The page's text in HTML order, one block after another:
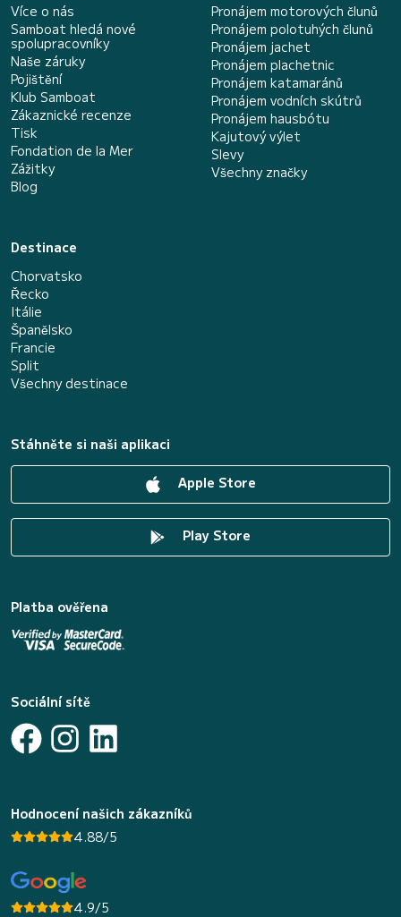
Více o nás
Samboat hledá nové
spolupracovníky
Naše záruky
Pojištění
Klub Samboat
Zákaznické recenze
Tisk
Fondation de la Mer
Zážitky
Blog
Pronájem motorových člunů
Pronájem polotuhých člunů
Pronájem jachet
Pronájem plachetnic
Pronájem katamaránů
Pronájem vodních skútrů
Pronájem hausbótu
Kajutový výlet
Slevy
Všechny značky
Destinace
Chorvatsko
Řecko
Itálie
Španělsko
Francie
Split
Všechny destinace
Stáhněte si naši aplikaci
Apple Store
Play Store
Platba ověřena
Sociální sítě
Hodnocení našich zákazníků
4.88/5
4.9/5